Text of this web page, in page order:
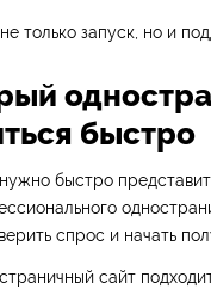
только запуск, но и
быстро
быстро
спрос и начать
сайт